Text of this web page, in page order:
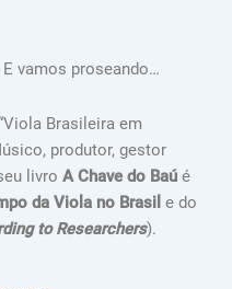
vamos proseando…
Brasileira em
produtor, gestor
livro A Chave do Baúé
da Viola no Brasil e do
to Researchers).